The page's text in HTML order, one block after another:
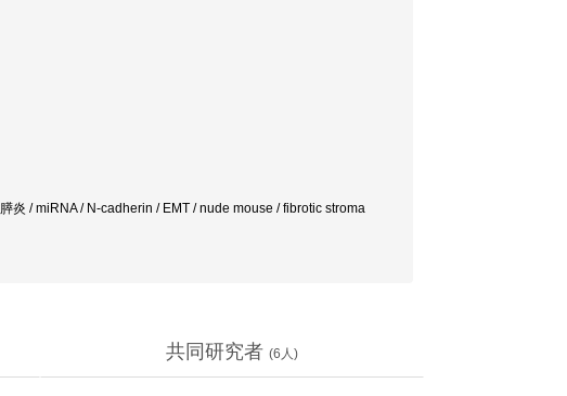
炎 / miRNA / N-cadherin / EMT / nude mouse / fibrotic stroma
共同研究者 (6 人)